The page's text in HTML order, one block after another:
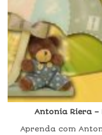
Antonia Riera –
Aprenda com